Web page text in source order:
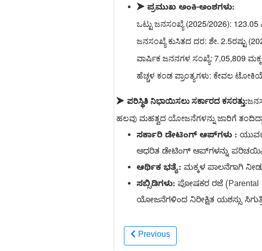
➤ ಪ್ರಮುಖ ಅಂಕಿ-ಅಂಶಗಳು:
ಒಟ್ಟು ಜನಸಂಖ್ಯೆ (2025/2026):
ಜನಸಂಖ್ಯೆ ಕುಸಿತದ ದರ: ಶೇ. 2.5ರಷ್ಟು
ವಾರ್ಷಿಕ ಜನನಗಳ ಸಂಖ್ಯೆ: 7,05,809
ಹೆಚ್ಚಳ ಕಂಡ ಪ್ರಾಂತ್ಯಗಳು: ಕೇವಲ
➤ ಪರಿಸ್ಥಿತಿ ನಿಭಾಯಿಸಲು ಸರ್ಕಾರದ ಕಸರತ್ತು:
ಹಲವು ಮಹತ್ವದ ಯೋಜನೆಗಳನ್ನು ಜಾರಿಗೆ
ಸರ್ಕಾರಿ ಡೇಟಿಂಗ್ ಆಪ್‌ಗಳು :
ಆಧರಿತ ಡೇಟಿಂಗ್ ಆಪ್‌ಗಳನ್ನು
ಆರ್ಥಿಕ ಭತ್ಯೆ: ಮಕ್ಕಳ ಪಾಲನೆಗಾಗಿ
ಸಬ್ಸಿಡಿಗಳು: ಪೋಷಕರ ರಜೆ (Parental
ಯೋಜನೆಗಳಿಂದ ನಿರೀಕ್ಷಿತ ಯಶಸ್ಸು
Previous